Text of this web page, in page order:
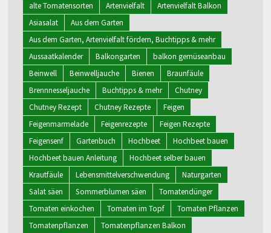
alte Tomatensorten Artenvielfalt
Artenvielfalt Balkon
Asiasalat
Aus dem Garten
Aus dem Garten, Artenvielfalt fördern, Buchtipps & mehr
Aussaatkalender
Balkongarten
balkon gemüseanbau
Beinwell
Beinwelljauche Bienen
Braunfäule
Brennnesseljauche
Buchtipps & mehr
Chutney
Chutney Rezept
Chutney Rezepte
Feigen
Feigenmarmelade
Feigenrezepte
Feigen Rezepte
Feigensenf
Gartenbuch Hochbeet
Hochbeet bauen
Hochbeet bauen Anleitung
Hochbeet selber bauen
Krautfäule
Lebensmittelverschwendung
Naturgarten
Salat säen
Sommerblumen säen
Tomatendünger
Tomaten einkochen
Tomaten im Topf
Tomaten Pflanzen
Tomatenpflanzen
Tomatenpflanzen Balkon